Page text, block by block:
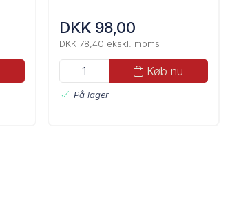
DKK 98,00
DKK 78,40 ekskl. moms
Køb nu
På lager